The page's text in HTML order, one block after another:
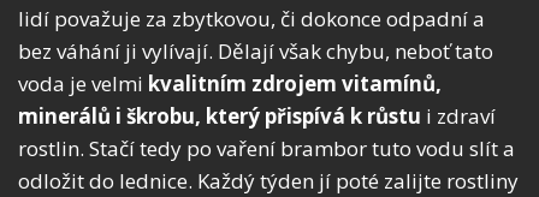
lidí považuje za zbytkovou, či dokonce odpadní a
bez váhání ji vylívají. Dělají však chybu, neboť tato
voda je velmi kvalitním zdrojem vitamínů,
minerálů i škrobu, který přispívá k růstu i zdraví
rostlin. Stačí tedy po vaření brambor tuto vodu slít a
odložit do lednice. Každý týden jí poté zalijte rostliny